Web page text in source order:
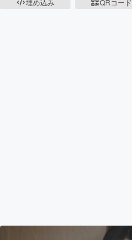
埋め込み
QRコード